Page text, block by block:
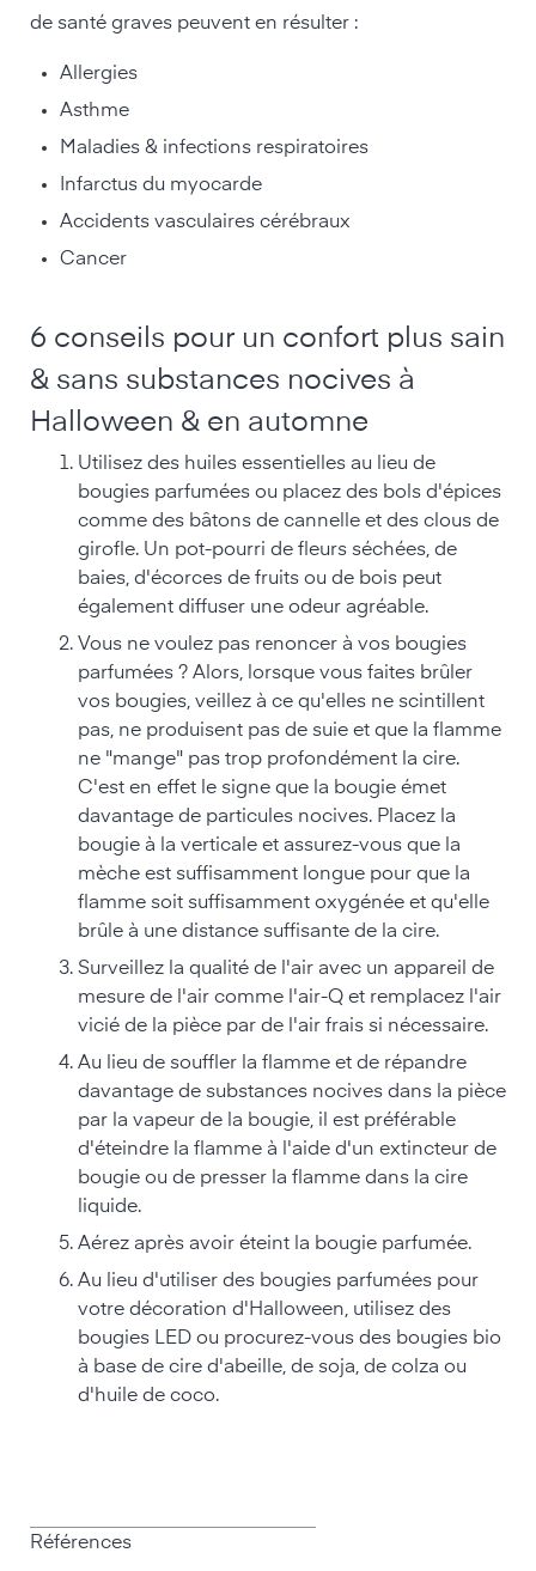
de santé graves peuvent en résulter :
Allergies
Asthme
Maladies & infections respiratoires
Infarctus du myocarde
Accidents vasculaires cérébraux
Cancer
6 conseils pour un confort plus sain
& sans substances nocives à
Halloween & en automne
Utilisez des huiles essentielles au lieu de
bougies parfumées ou placez des bols d'épices
comme des bâtons de cannelle et des clous de
girofle. Un pot-pourri de fleurs séchées, de
baies, d'écorces de fruits ou de bois peut
également diffuser une odeur agréable.
Vous ne voulez pas renoncer à vos bougies
parfumées ? Alors, lorsque vous faites brûler
vos bougies, veillez à ce qu'elles ne scintillent
pas, ne produisent pas de suie et que la flamme
ne "mange" pas trop profondément la cire.
C'est en effet le signe que la bougie émet
davantage de particules nocives. Placez la
bougie à la verticale et assurez-vous que la
mèche est suffisamment longue pour que la
flamme soit suffisamment oxygénée et qu'elle
brûle à une distance suffisante de la cire.
Surveillez la qualité de l'air avec un appareil de
mesure de l'air comme l'air-Q et remplacez l'air
vicié de la pièce par de l'air frais si nécessaire.
Au lieu de souffler la flamme et de répandre
davantage de substances nocives dans la pièce
par la vapeur de la bougie, il est préférable
d'éteindre la flamme à l'aide d'un extincteur de
bougie ou de presser la flamme dans la cire
liquide.
Aérez après avoir éteint la bougie parfumée.
Au lieu d'utiliser des bougies parfumées pour
votre décoration d'Halloween, utilisez des
bougies LED ou procurez-vous des bougies bio
à base de cire d'abeille, de soja, de colza ou
d'huile de coco.
Références